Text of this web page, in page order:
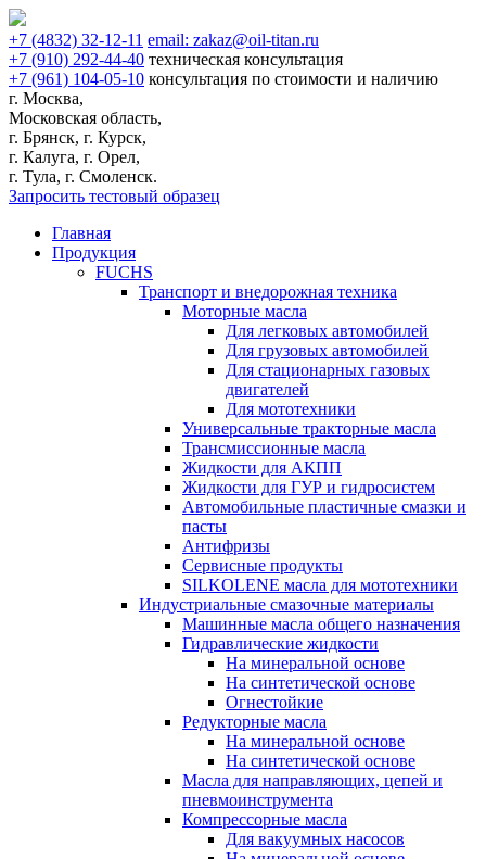
+7 (4832) 32-12-11 email: zakaz@oil-titan.ru
+7 (910) 292-44-40 техническая консультация
+7 (961) 104-05-10 консультация по стоимости и наличию
г. Москва,
Московская область,
г. Брянск, г. Курск,
г. Калуга, г. Орел,
г. Тула, г. Смоленск.
Запросить тестовый образец
Главная
Продукция
FUCHS
Транспорт и внедорожная техника
Моторные масла
Для легковых автомобилей
Для грузовых автомобилей
Для стационарных газовых
двигателей
Для мототехники
Универсальные тракторные масла
Трансмиссионные масла
Жидкости для АКПП
Жидкости для ГУР и гидросистем
Автомобильные пластичные смазки и
пасты
Антифризы
Сервисные продукты
SILKOLENE масла для мототехники
Индустриальные смазочные материалы
Машинные масла общего назначения
Гидравлические жидкости
На минеральной основе
На синтетической основе
Огнестойкие
Редукторные масла
На минеральной основе
На синтетической основе
Масла для направляющих, цепей и
пневмоинструмента
Компрессорные масла
Для вакуумных насосов